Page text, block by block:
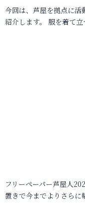
今回は、芦屋を拠点に活
紹介します。 服を着て
フリーペーパー芦屋人
置きで今までよりさら